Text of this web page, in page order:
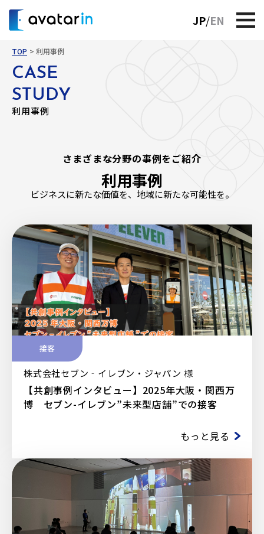
JP EN
TOP 利用事例
CASE
STUDY
利用事例
さまざまな分野の事例をご紹介
利用事例
ビジネスに新たな価値を、地域に新たな可能性を。
接客
株式会社セブン‐イレブン・ジャパン 様
【共創事例インタビュー】2025年大阪・関西万
博 セブン-イレブン”未来型店舗”での接客
もっと見る